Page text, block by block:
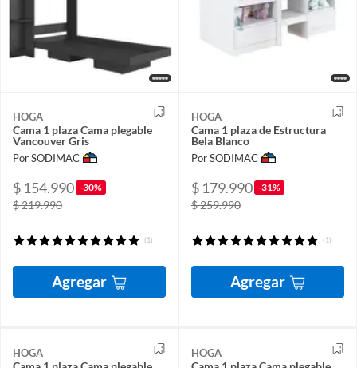
HOGA
Cama 1 plaza Cama plegable
Vancouver Gris
Por SODIMAC
$ 154.990 -30%
$ 219.990
(1)
Agregar
HOGA
Cama 1 plaza de Estructura
Bela Blanco
Por SODIMAC
$ 179.990 -31%
$ 259.990
(1)
Agregar
HOGA HOGA